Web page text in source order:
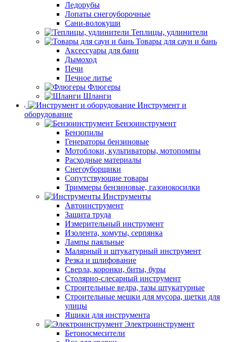
Ледорубы
Лопаты снегоуборочные
Сани-волокуши
Теплицы, удлинители
Товары для саун и бань
Аксессуары для бани
Дымоход
Печи
Печное литье
Флюгеры
Шланги
Инструмент и
оборудование
Бензоинструмент
Бензопилы
Генераторы бензиновые
Мотоблоки, культиваторы, мотопомпы
Расходные материалы
Снегоуборщики
Сопутствующие товары
Триммеры бензиновые, газонокосилки
Инструменты
Автоинструмент
Защита труда
Измерительный инструмент
Изолента, хомуты, серпянка
Лампы паяльные
Малярный и штукатурный инструмент
Резка и шлифование
Сверла, коронки, биты, буры
Столярно-слесарный инструмент
Строительные ведра, тазы штукатурные
Строительные мешки для мусора, щетки для
улицы
Ящики для инструмента
Электроинструмент
Бетоносмесители